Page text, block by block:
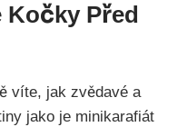
Kočky Před
víte, jak zvědavé a
jako je minikarafiát